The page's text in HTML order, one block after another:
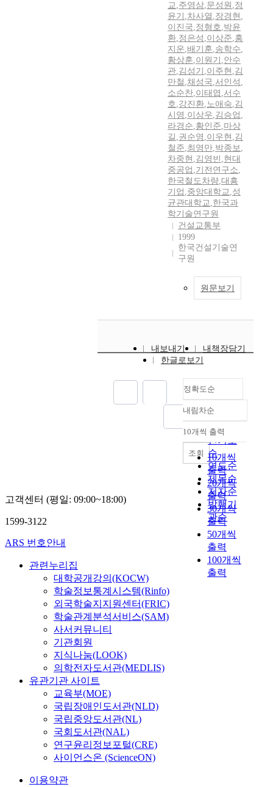
교,주영삼,문성원 ,정
윤기 ,차사열 ,장경현 ,
이진국,정형호,박윤
환,정은성 ,이상준,홍
지운,배기훈,송학수,
황상훈,이원기 ,안수
관,김성기 ,이주현 ,김
만철 ,채성국,서인석 ,
소순찬,이태엽 ,서수
호,강진환,노애숙,김
시영 ,이상우,김승업 ,
라경순,황인준,마상
길 ,권순영 ,이우현 ,김
철준,최영만,박종보,
차중현 ,김영빈 ,현대
중공업 ,기전연구소,
한국철도차량,대흥
기업 ,중앙대학교,성
균관대학교,한국과
학기술연구원
건설교통부
1999
한국건설기술연
구원
원문보기
내보내기
내책장담기
한글로보기
정확도순
정확도
순
인기도
순
연도순
제목순
저자순
발행기
관순
내림차순
내림차순
10개씩 출력
10개씩
출력
20개씩
출력
30개씩
출력
50개씩
출력
100개씩
출력
조회
고객센터 (평일: 09:00~18:00)
1599-3122
ARS 번호안내
관련누리집
대학공개강의(KOCW)
학술정보통계시스템(Rinfo)
외국학술지지원센터(FRIC)
학술관계분석서비스(SAM)
사서커뮤니티
기관회원
지식나눔(LOOK)
의학전자도서관(MEDLIS)
유관기관 사이트
교육부(MOE)
국립장애인도서관(NLD)
국립중앙도서관(NL)
국회도서관(NAL)
연구윤리정보포털(CRE)
사이언스온 (ScienceON)
이용약관